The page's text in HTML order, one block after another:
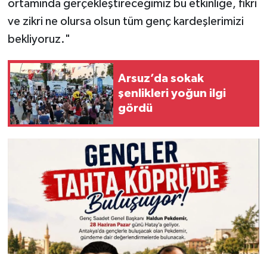
ortamında gerçekleştireceğimiz bu etkinliğe, fikri
ve zikri ne olursa olsun tüm genç kardeşlerimizi
bekliyoruz."
Arsuz’da sokak
şenlikleri yoğun ilgi
gördü